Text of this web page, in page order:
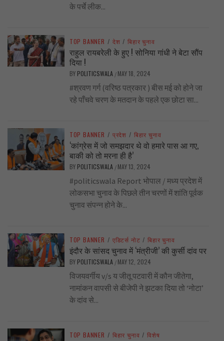
के पर्चे लीक...
TOP BANNER / देश / बिहार चुनाव
राहुल रायबरेली के हुए ! सोनिया गांधी ने बेटा सौंप
दिया !
BY POLITICSWALA / MAY 18, 2024
#श्रवण गर्ग (वरिष्ठ पत्रकार ) बीस मई को होने जा
रहे पाँचवे चरण के मतदान के पहले एक छोटा सा...
TOP BANNER / प्रदेश / बिहार चुनाव
‘कांग्रेस में जो समझदार थे वो हमारे पास आ गए,
बाकी को तो मरना ही है’
BY POLITICSWALA / MAY 13, 2024
#politicswala Report भोपाल / मध्य प्रदेश में
लोकसभा चुनाव के पिछले तीन चरणों में शांति पूर्वक
चुनाव संपन्न होने के...
TOP BANNER / एडिटर्स नोट / बिहार चुनाव
इंदौर के सांसद चुनाव में ‘मंत्रीजी’ की कुर्सी दांव पर
BY POLITICSWALA / MAY 12, 2024
विजयवर्गीय v/s य जीतू पटवारी में कौन जीतेगा,
नामांकन वापसी से बीजेपी ने झटका दिया तो ‘नोटा’
के दांव से...
TOP BANNER / बिहार चुनाव / विशेष